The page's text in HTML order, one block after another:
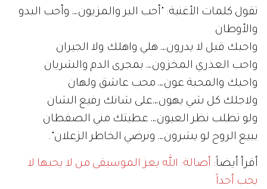
تقول كلمات الأغنية: "أحب البر والمزيون… وأحب البدو
والأوطان
واحبك قبل لا يدرون… هلي واهلك ولا الجيران
واحب العذري المخزون… بمجرى الدم والشريان
واحبك والمحبة عون… محب عاشق ولهان
ولاجلك كل شي يهون…على شانك رفيع الشان
ولو تطلب نظر العيون… عطيتك مني الصفطان
ببيع الروح لو يشرون… ونرضي الخاطر الزعلان".
أقرأ أيضاً: أصالة: الله يعز الموسيقى من لا يحبها لا
يحب أحداً